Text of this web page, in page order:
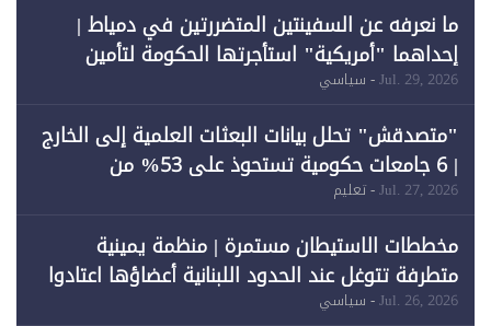
ما نعرفه عن السفينتين المتضررتين في دمياط |
إحداهما "أمريكية" استأجرتها الحكومة لتأمين
احتياجات الطاقة
Jul. 29, 2026- سياسي
"متصدقش" تحلل بيانات البعثات العلمية إلى الخارج
| 6 جامعات حكومية تستحوذ على 53% من
Jul. 27, 2026- تعليم
مخططات الاستيطان مستمرة | منظمة يمينية
متطرفة تتوغل عند الحدود اللبنانية أعضاؤها اعتادوا
خرق الحدود
Jul. 26, 2026- سياسي